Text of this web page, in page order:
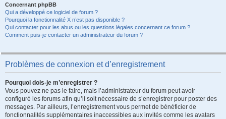
Concernant phpBB
Qui a développé ce logiciel de forum ?
Pourquoi la fonctionnalité X n’est pas disponible ?
Qui contacter pour les abus ou les questions légales concernant ce forum ?
Comment puis-je contacter un administrateur du forum ?
Problèmes de connexion et d’enregistrement
Pourquoi dois-je m’enregistrer ?
Vous pouvez ne pas le faire, mais l’administrateur du forum peut avoir
configuré les forums afin qu’il soit nécessaire de s’enregistrer pour poster des
messages. Par ailleurs, l’enregistrement vous permet de bénéficier de
fonctionnalités supplémentaires inaccessibles aux invités comme les avatars